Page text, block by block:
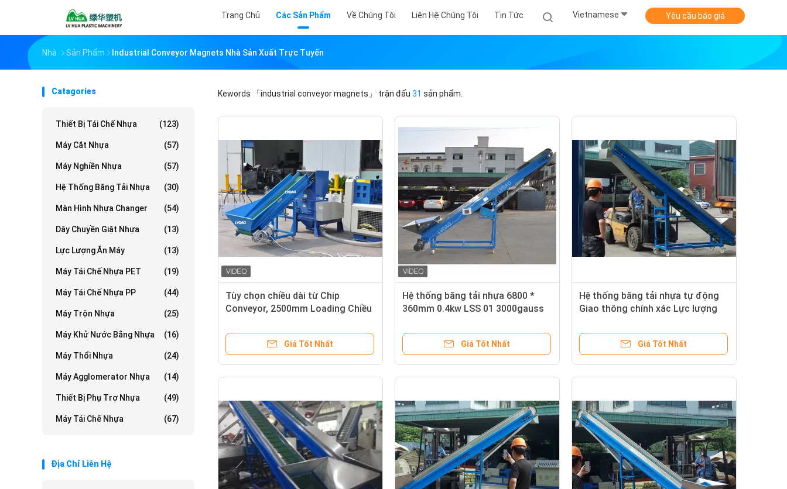
Trang Chủ Các Sản Phẩm Về Chúng Tôi Liên Hệ Chúng Tôi Tin Tức Vietnamese Yêu cầu báo giá
Nhà Sản Phẩm Industrial Conveyor Magnets Nhà Sản Xuất Trực Tuyến
Catagories
Thiết Bị Tái Chế Nhựa (123)
Máy Cắt Nhựa (57)
Máy Nghiền Nhựa (57)
Hệ Thống Băng Tải Nhựa (30)
Màn Hình Nhựa Changer (54)
Dây Chuyền Giặt Nhựa (13)
Lực Lượng Ăn Máy (13)
Máy Tái Chế Nhựa PET (19)
Máy Tái Chế Nhựa PP (44)
Máy Trộn Nhựa (25)
Máy Khử Nước Bằng Nhựa (16)
Máy Thổi Nhựa (24)
Máy Agglomerator Nhựa (14)
Thiết Bị Phụ Trợ Nhựa (49)
Máy Tái Chế Nhựa (67)
Địa Chỉ Liên Hệ
Kewords 「industrial conveyor magnets」 trận đấu 31 sản phẩm.
Tùy chọn chiều dài từ Chip
Conveyor, 2500mm Loading Chiều
châm
Giá Tốt Nhất
Hệ thống băng tải nhựa 6800 *
360mm 0.4kw LSS 01 3000gauss
Giá Tốt Nhất
Hệ thống băng tải nhựa tự động
Giao thông chính xác Lực lượng
Giá Tốt Nhất